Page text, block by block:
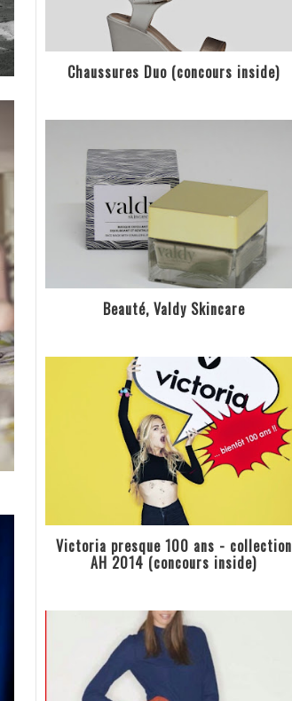
Chaussures Duo (concours inside)
Beauté, Valdy Skincare
Victoria presque 100 ans - collection
AH 2014 (concours inside)